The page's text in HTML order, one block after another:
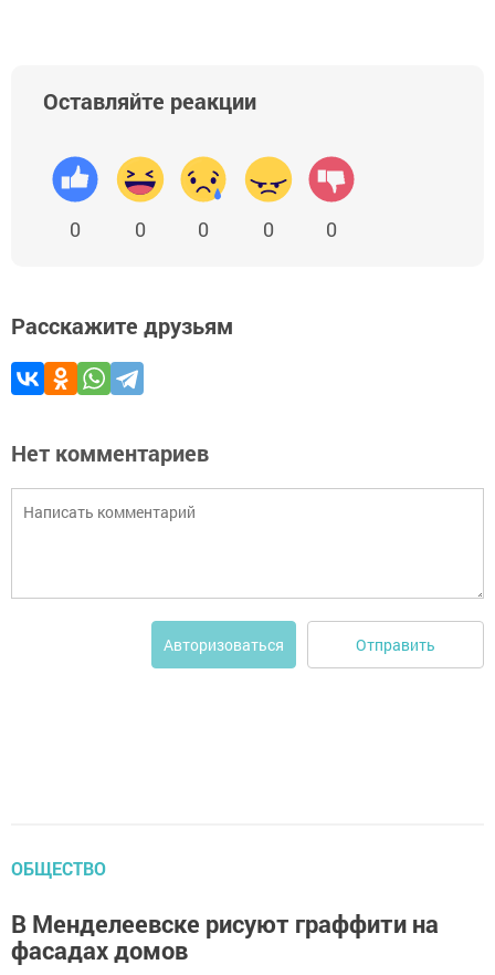
Оставляйте реакции
0 0 0 0 0
Расскажите друзьям
Нет комментариев
Авторизоваться Отправить
ОБЩЕСТВО
В Менделеевске рисуют граффити на
фасадах домов